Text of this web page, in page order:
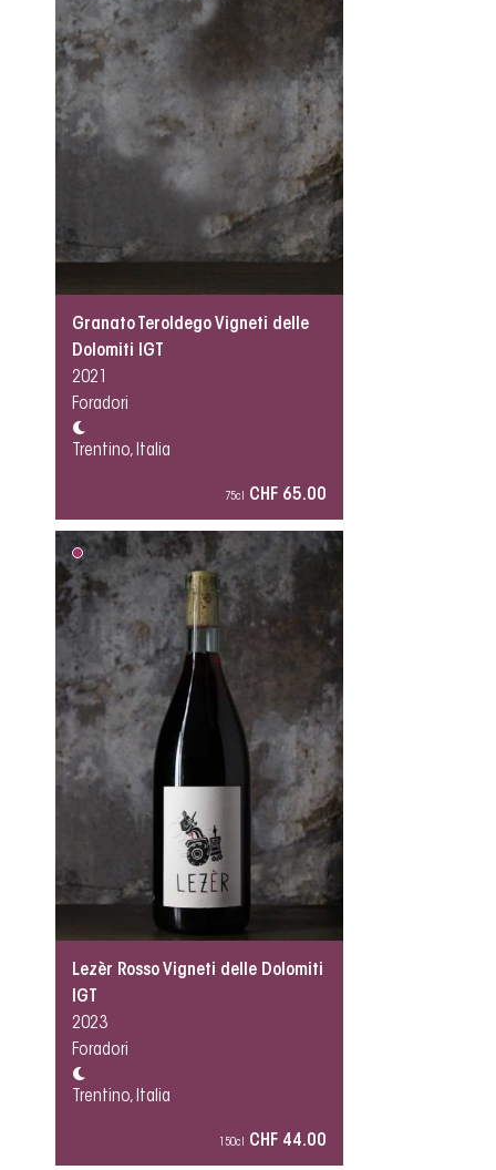
Granato Teroldego Vigneti delle
Dolomiti IGT
2021
Foradori
Trentino, Italia
75cl CHF 65.00
Lezèr Rosso Vigneti delle Dolomiti
IGT
2023
Foradori
Trentino, Italia
150cl CHF 44.00